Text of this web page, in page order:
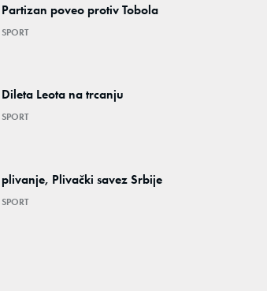
Partizan poveo protiv Tobola
SPORT
Dileta Leota na trcanju
SPORT
plivanje, Plivački savez Srbije
SPORT